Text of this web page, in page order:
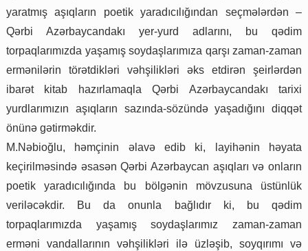
yaratmış aşıqların poetik yaradıcılığından seçmələrdən –
Qərbi Azərbaycandakı yer-yurd adlarını, bu qədim
torpaqlarımızda yaşamış soydaşlarımıza qarşı zaman-zaman
ermənilərin törətdikləri vəhşilikləri əks etdirən şeirlərdən
ibarət kitab hazırlamaqla Qərbi Azərbaycandakı tarixi
yurdlarımızın aşıqların sazında-sözündə yaşadığını diqqət
önünə gətirməkdir.
M.Nəbioğlu, həmçinin əlavə edib ki, layihənin həyata
keçirilməsində əsasən Qərbi Azərbaycan aşıqları və onların
poetik yaradıcılığında bu bölgənin mövzusuna üstünlük
veriləcəkdir. Bu da onunla bağlıdır ki, bu qədim
torpaqlarımızda yaşamış soydaşlarımız zaman-zaman
erməni vandallarının vəhşilikləri ilə üzləşib, soyqırımı və